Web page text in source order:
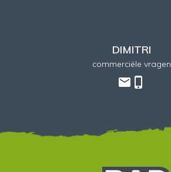
DIMITRI
commerciële vragen